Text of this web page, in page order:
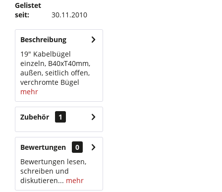
Gelistet
seit:
30.11.2010
Beschreibung
19" Kabelbügel
einzeln, B40xT40mm,
außen, seitlich offen,
verchromte Bügel
mehr
Zubehör 1
Bewertungen
0
Bewertungen lesen,
schreiben und
diskutieren... mehr